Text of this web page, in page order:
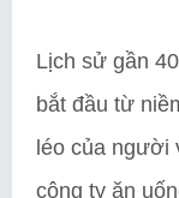
Lịch sử gần
bắt đầu từ
léo của người
công ty ăn